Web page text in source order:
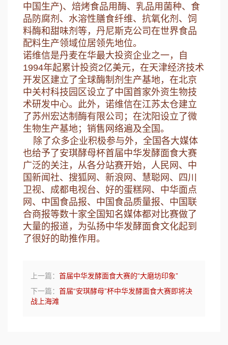
中国生产)、焙烤食品用酶、乳品用菌种、食
品防腐剂、水溶性膳食纤维、抗氧化剂、饲
料酶和甜味剂等，丹尼斯克公司在世界食品
配料生产领域位居领先地位。
诺维信是丹麦在华最大投资企业之一，自
1994年起累计投资2亿美元，在天津经济技术
开发区建立了全球酶制剂生产基地，在北京
中关村科技园区设立了中国首家外资生物技
术研发中心。此外，诺维信在江苏太仓建立
了苏州宏达制酶有限公司；在沈阳设立了微
生物生产基地；销售网络遍及全国。
除了众多企业积极参与外，全国各大媒体
也给予了安琪酵母杯首届中华发酵面食大赛
广泛的关注，从各分站赛开始，人民网、中
国新闻社、搜狐网、新浪网、慧聪网、四川
卫视、成都电视台、好的蛋糕网、中华面点
网、中国食品报、中国食品质量报、中国联
合商报等数十家全国知名媒体都对比赛做了
大量的报道，为弘扬中华发酵面食文化起到
了很好的助推作用。
上一篇： 首届中华发酵面食大赛的“大磨坊印象”
下一篇： 首届“安琪酵母”杯中华发酵面食大赛即将决
战上海滩